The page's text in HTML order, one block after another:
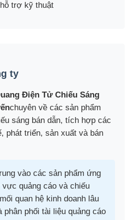
trợ kỹ thuật
ty
Điện Tử Chiếu Sáng
chuyên về các sản phẩm
sáng bán dẫn, tích hợp các
phát triển, sản xuất và bán
vào các sản phẩm ứng
vực quảng cáo và chiếu
quan hệ kinh doanh lâu
phân phối tài liệu quảng cáo